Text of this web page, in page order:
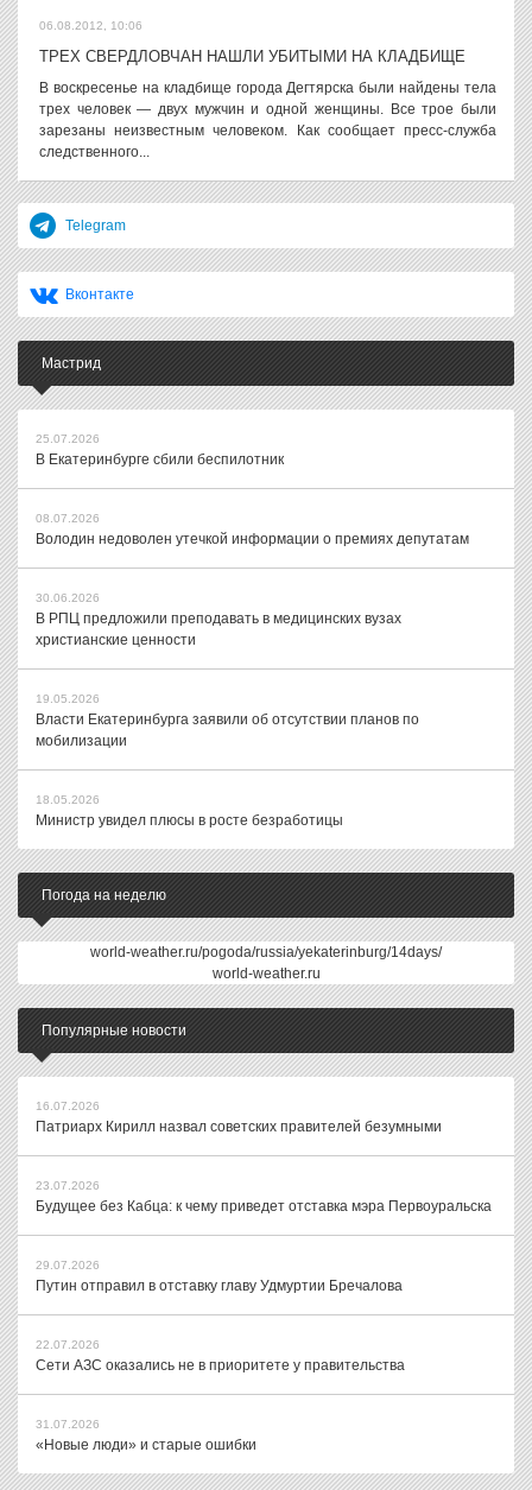
06.08.2012, 10:06
ТРЕХ СВЕРДЛОВЧАН НАШЛИ УБИТЫМИ НА КЛАДБИЩЕ
В воскресенье на кладбище города Дегтярска были найдены тела
трех человек — двух мужчин и одной женщины. Все трое были
зарезаны неизвестным человеком. Как сообщает пресс-служба
следственного...
Telegram
Вконтакте
Мастрид
25.07.2026
В Екатеринбурге сбили беспилотник
08.07.2026
Володин недоволен утечкой информации о премиях депутатам
30.06.2026
В РПЦ предложили преподавать в медицинских вузах
христианские ценности
19.05.2026
Власти Екатеринбурга заявили об отсутствии планов по
мобилизации
18.05.2026
Министр увидел плюсы в росте безработицы
Погода на неделю
world-weather.ru/pogoda/russia/yekaterinburg/14days/
world-weather.ru
Популярные новости
16.07.2026
Патриарх Кирилл назвал советских правителей безумными
23.07.2026
Будущее без Кабца: к чему приведет отставка мэра Первоуральска
29.07.2026
Путин отправил в отставку главу Удмуртии Бречалова
22.07.2026
Сети АЗС оказались не в приоритете у правительства
31.07.2026
«Новые люди» и старые ошибки